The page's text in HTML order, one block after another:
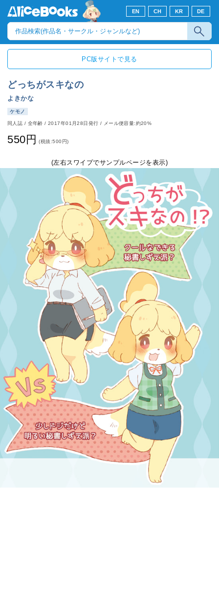
EN CH KR DE
PC版サイトで見る
どっちがスキなの
よきかな
ケモノ
同人誌 / 全年齢/2017年01月28日発行 / メール便容量:約20%
550円 (税抜:500円)
(左右スワイプでサンプルページを表示)